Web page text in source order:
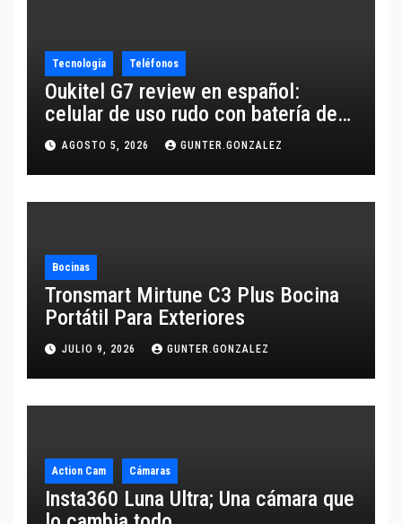
Tecnología Teléfonos
Oukitel G7 review en español:
celular de uso rudo con batería de
10,600 mAh
AGOSTO 5, 2026 GUNTER.GONZALEZ
Bocinas
Tronsmart Mirtune C3 Plus Bocina
Portátil Para Exteriores
JULIO 9, 2026 GUNTER.GONZALEZ
Action Cam Cámaras
Insta360 Luna Ultra; Una cámara que